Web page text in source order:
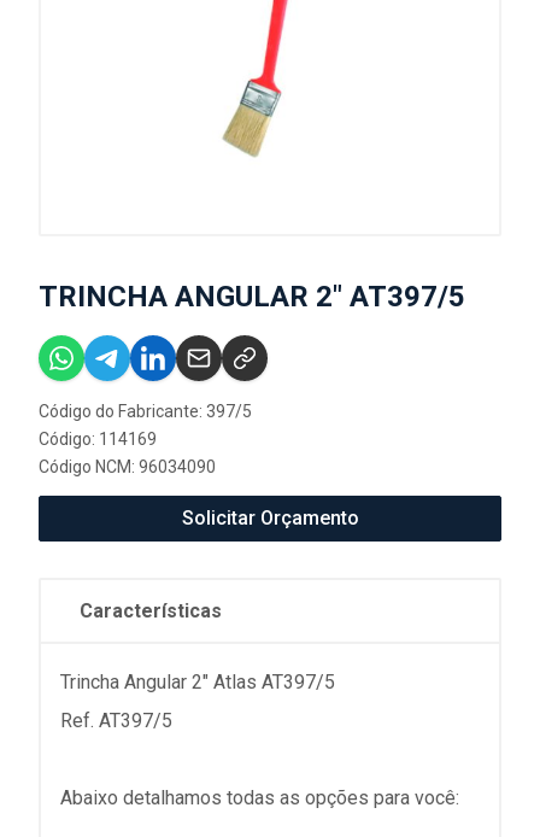
TRINCHA ANGULAR 2" AT397/5
Código do Fabricante: 397/5
Código: 114169
Código NCM: 96034090
Solicitar Orçamento
Características
Trincha Angular 2" Atlas AT397/5
Ref. AT397/5
Abaixo detalhamos todas as opções para você: